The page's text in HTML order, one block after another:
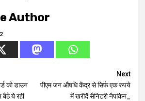
Author
को डाउन
बैठे ये रही
Next
पीएम जन औषधि केंद्र से सिर्फ एक रुपये
में खरीदें सैनिटरी नैपकिन_